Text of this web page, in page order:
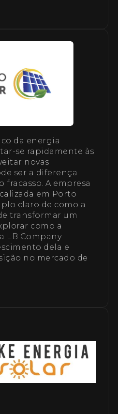
da energia
se rapidamente às
novas
ser a diferença
fracasso. A empresa
em Porto
claro de como a
transformar um
como a
LB Company
dela e
no mercado de